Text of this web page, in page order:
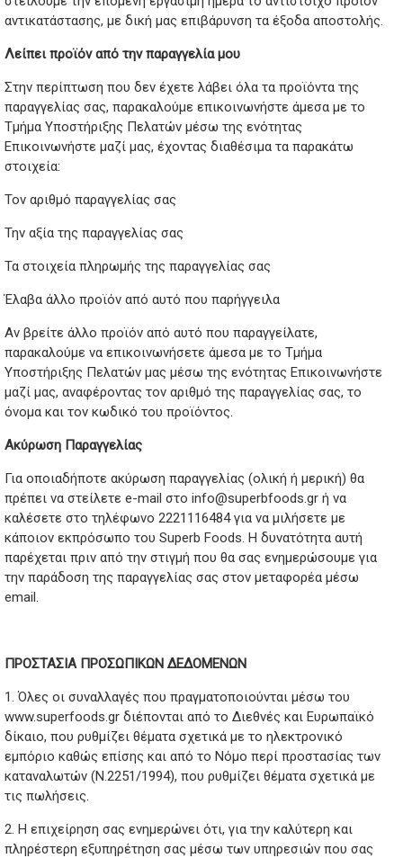
αντικατάστασης, με δική μας επιβάρυνση τα έξοδα αποστολής.
Λείπει προϊόν από την παραγγελία μου
Στην περίπτωση που δεν έχετε λάβει όλα τα προϊόντα της
παραγγελίας σας, παρακαλούμε επικοινωνήστε άμεσα με το
Τμήμα Υποστήριξης Πελατών μέσω της ενότητας
Επικοινωνήστε μαζί μας, έχοντας διαθέσιμα τα παρακάτω
στοιχεία:
Τον αριθμό παραγγελίας σας
Την αξία της παραγγελίας σας
Τα στοιχεία πληρωμής της παραγγελίας σας
Έλαβα άλλο προϊόν από αυτό που παρήγγειλα
Aν βρείτε άλλο προϊόν από αυτό που παραγγείλατε,
παρακαλούμε να επικοινωνήσετε άμεσα με το Τμήμα
Υποστήριξης Πελατών μας μέσω της ενότητας Επικοινωνήστε
μαζί μας, αναφέροντας τον αριθμό της παραγγελίας σας, το
όνομα και τον κωδικό του προϊόντος.
Ακύρωση Παραγγελίας
Για οποιαδήποτε ακύρωση παραγγελίας (ολική ή μερική) θα
πρέπει να στείλετε e-mail στο info@superbfoods.gr ή να
καλέσετε στο τηλέφωνο 2221116484 για να μιλήσετε με
κάποιον εκπρόσωπο του Superb Foods. Η δυνατότητα αυτή
παρέχεται πριν από την στιγμή που θα σας ενημερώσουμε για
την παράδοση της παραγγελίας σας στον μεταφορέα μέσω
email.
ΠΡΟΣΤΑΣΙΑ ΠΡΟΣΩΠΙΚΩΝ ΔΕΔΟΜΕΝΩΝ
1. Όλες οι συναλλαγές που πραγματοποιούνται μέσω του
www.superfoods.gr διέπονται από το Διεθνές και Ευρωπαϊκό
δίκαιο, που ρυθμίζει θέματα σχετικά με το ηλεκτρονικό
εμπόριο καθώς επίσης και από το Νόμο περί προστασίας των
καταναλωτών (Ν.2251/1994), που ρυθμίζει θέματα σχετικά με
τις πωλήσεις.
2. Η επιχείρηση σας ενημερώνει ότι, για την καλύτερη και
πληρέστερη εξυπηρέτηση σας μέσω των υπηρεσιών που σας